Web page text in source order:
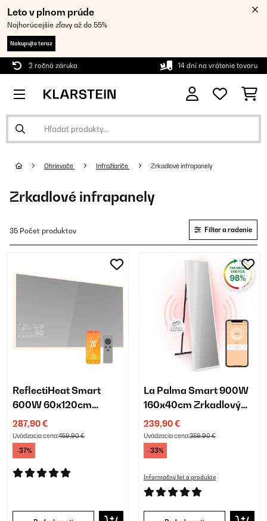
Leto v plnom prúde
Najhorúcejšie zľavy až do 55%
Nakupujte teraz
2 ročná záruka 14 dní na vrátenie tovaru
Ohrievače Infražiariče Zrkadlové infrapanely
Zrkadlové infrapanely
35 Počet produktov Filter a radenie
ReflectiHeat Smart
600W 60x120cm
Zrkadlový Infrapanel
287,90 €
Uvádzacia cena:459,90 €
-37%
La Palma Smart 900W
160x40cm Zrkadlový
Infrapanel Biela
239,90 €
Uvádzacia cena:359,90 €
-33%
Informačný list o produkte